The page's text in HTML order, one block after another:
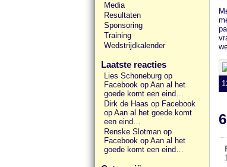
Media
Resultaten
Sponsoring
Training
Wedstrijdkalender
Laatste reacties
Lies Schoneburg op
Facebook op Aan al het
goede komt een eind…
Dirk de Haas op Facebook
op Aan al het goede komt
een eind…
Renske Slotman op
Facebook op Aan al het
goede komt een eind…